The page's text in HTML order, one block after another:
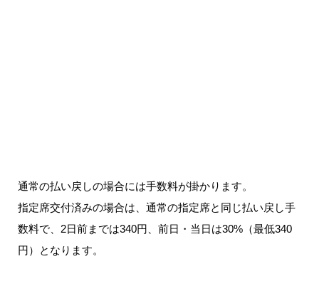
通常の払い戻しの場合には手数料が掛かります。
指定席交付済みの場合は、通常の指定席と同じ払い戻し手
数料で、2日前までは340円、前日・当日は30%（最低340
円）となります。